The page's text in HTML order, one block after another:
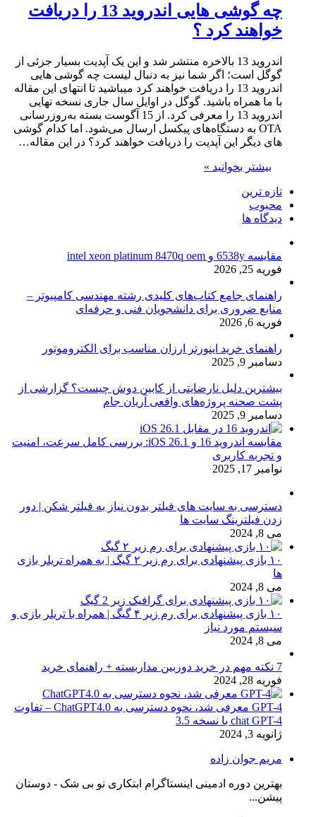
چه گوشی هایی اندروید 13 را دریافت
خواهند کرد ؟
اندروید 13 بالاخره منتشر شد و این یک آپدیت بسیار جزئی از
گوگل است؛ اگر شما نیز به دنبال لیست چه گوشی هایی
اندروید 13 را دریافت خواهند کرد میباشید تا انتهای این مقاله
با ما همراه باشید. گوگل در اوایل سال جاری نسخه نهایی
اندروید 13 را معرفی کرد. از 15 آگوست بسته به‌روزرسانی
OTA به دستگاه‌های پیکسل ارسال می‌شود. اما کدام گوشی
های دیگر این آپدیت را دریافت خواهند کرد؟ در این مقاله…
بیشتر بخوانید »
تازه ترین
محبوب
دیدگاه ها
مقایسه 6538y و intel xeon platinum 8470q oem
فوریه 25, 2026
راهنمای جامع کتاب‌های کلیدی رشته مهندسی کامپیوتر –
منابع ضروری برای دانشجویان فنی و حرفه‌ای
فوریه 6, 2026
راهنمای خرید اینورتر ارزان مناسب برای الکتروموتور
دسامبر 9, 2025
بیشترین دلیل نارضایتی از کابین دوش چیست؟ گزارشی از
پشت صحنه پروژه‌های واقعی آریان جام
دسامبر 9, 2025
مقایسه اندروید 16 و iOS 26.1: بررسی کامل سرعت، امنیت
و تجربه کاربری
نوامبر 17, 2025
دسترسی به سایت های فیلتر بدون نیاز به فیلتر شکن | دور
زدن فیلترینگ سایت ها
می 8, 2024
۱۰ بازی پیشنهادی برای رم زیر ۲ گیگ | به همراه تریلر بازی
ها
می 8, 2024
۱۰ بازی پیشنهادی برای رم زیر ۴ گیگ | همراه با تریلر بازی و
سیستم مورد نیاز
می 8, 2024
7 نکته مهم در خرید دوربین مداربسته + راهنمای خرید
فوریه 28, 2024
GPT-4 معرفی شد، نحوه دسترسی به ChatGPT4.0 – تفاوت
chat GPT-4 با نسخه 3.5
ژانویه 3, 2024
مریم جوان زاده
بهترین دوره ادمینی اینستاگرام ابتکاری نو بی شک - دوستان
پیشن...